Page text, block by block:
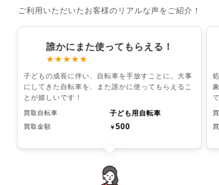
ご利用いただいたお客様のリアルな声をご紹介！
誰かにまた使ってもらえる！
★★★★★
子どもの成長に伴い、自転車を手放すことに。大事
にしてきた自転車を、また誰かに使ってもらえるこ
とが嬉しいです！
買取自転車 子ども用自転車
買取金額 ￥500
chevron_left chevron_right